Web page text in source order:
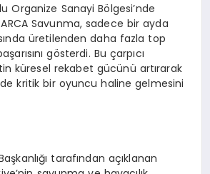
Organize Sanayi Bölgesi’nde
Savunma, sadece bir ayda
üretilenden daha fazla top
gösterdi. Bu çarpıcı
küresel rekabet gücünü artırarak
kritik bir oyuncu haline gelmesini
tarafından açıklanan